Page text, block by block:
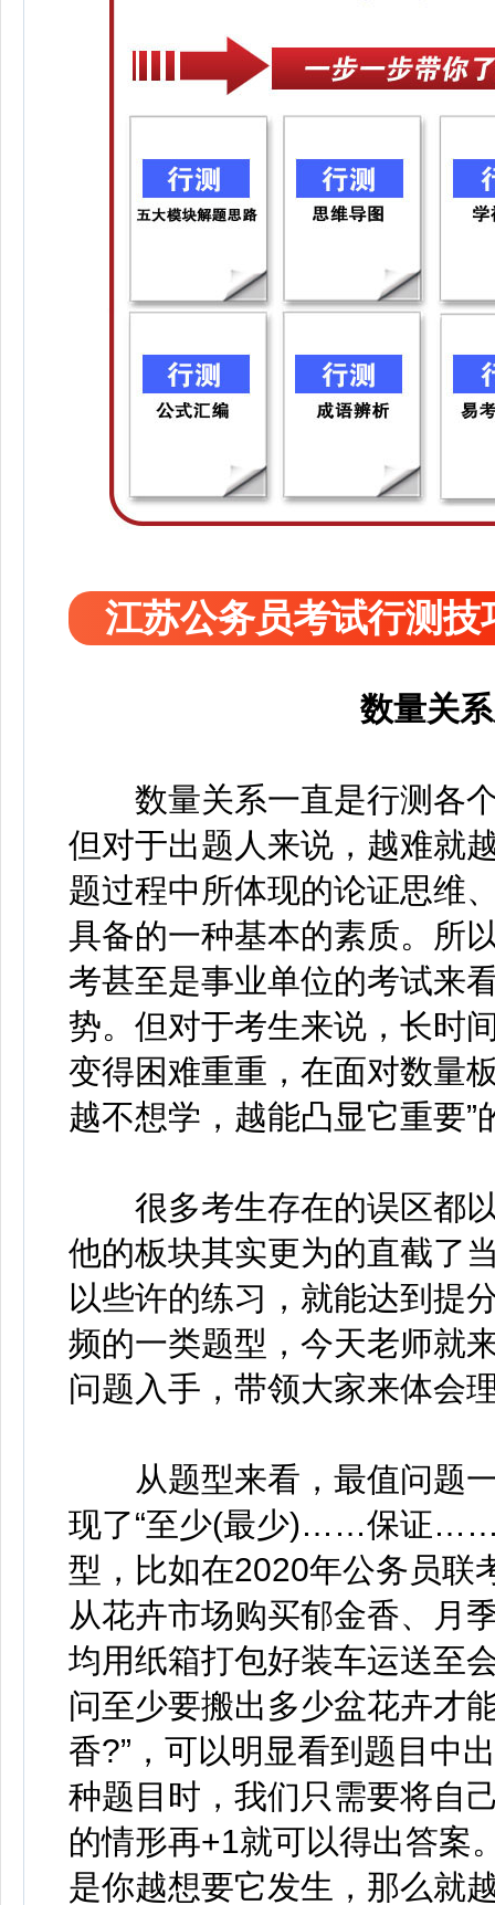
江苏公务员考试行测技
数量关
数量关系一直是行测各个
但对于出题人来说，越难就
题过程中所体现的论证思维
具备的一种基本的素质。所
考甚至是事业单位的考试来
势。但对于考生来说，长时
变得困难重重，在面对数量
越不想学，越能凸显它重要”
很多考生存在的误区都以
他的板块其实更为的直截了
以些许的练习，就能达到提
频的一类题型，今天老师就
问题入手，带领大家来体会
从题型来看，最值问题一
现了“至少(最少)……保证
型，比如在2020年公务员联
从花卉市场购买郁金香、月
均用纸箱打包好装车运送至
问至少要搬出多少盆花卉才
香?”，可以明显看到题目中
种题目时，我们只需要将自
的情形再+1就可以得出答案
是你越想要它发生，那么就